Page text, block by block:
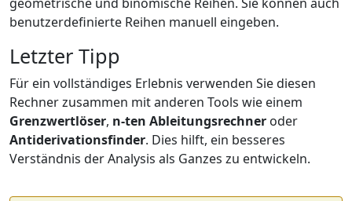
benutzerdefinierte Reihen manuell eingeben.
Letzter Tipp
Für ein vollständiges Erlebnis verwenden Sie diesen
Rechner zusammen mit anderen Tools wie einem
Grenzwertlöser, n-ten Ableitungsrechner oder
Antiderivationsfinder. Dies hilft, ein besseres
Verständnis der Analysis als Ganzes zu entwickeln.